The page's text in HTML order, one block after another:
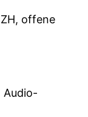
offene
Audio-